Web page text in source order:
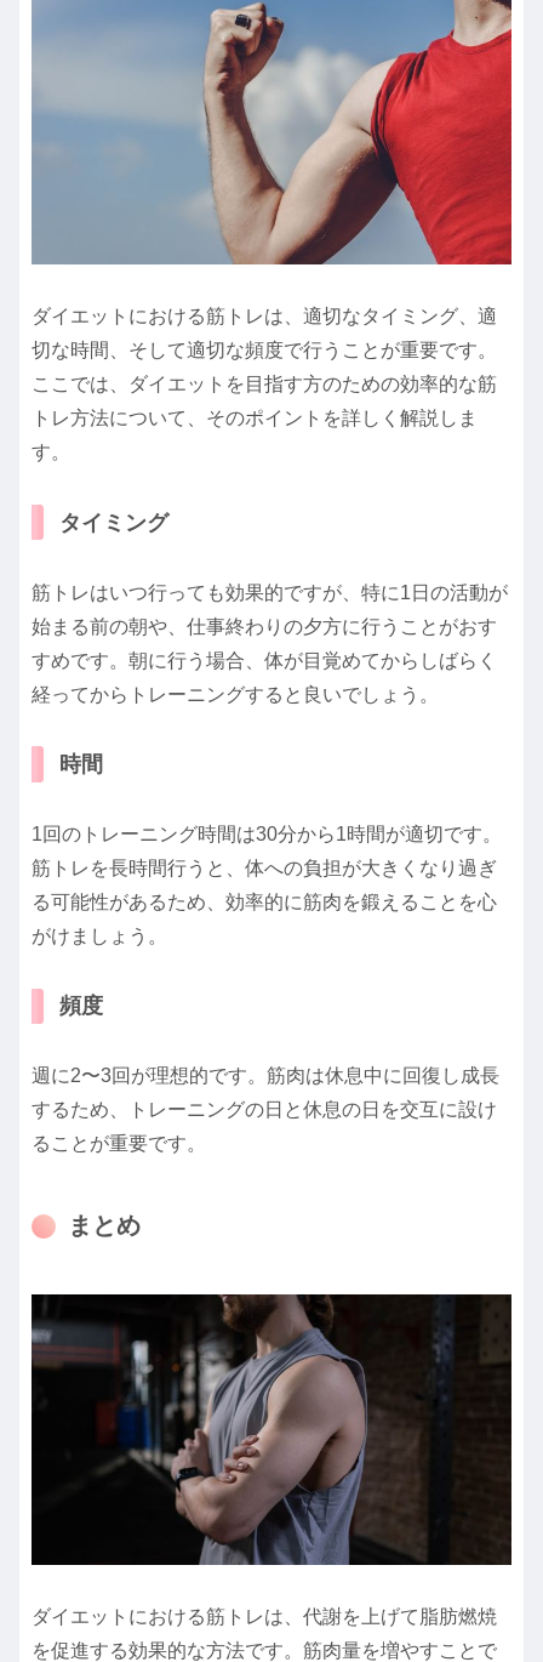
ダイエットにおける筋トレは、適切なタイミング、適
切な時間、そして適切な頻度で行うことが重要です。
ここでは、ダイエットを目指す方のための効率的な筋
トレ方法について、そのポイントを詳しく解説しま
す。
タイミング
筋トレはいつ行っても効果的ですが、特に1日の活動が
始まる前の朝や、仕事終わりの夕方に行うことがおす
すめです。朝に行う場合、体が目覚めてからしばらく
経ってからトレーニングすると良いでしょう。
時間
1回のトレーニング時間は30分から1時間が適切です。
筋トレを長時間行うと、体への負担が大きくなり過ぎ
る可能性があるため、効率的に筋肉を鍛えることを心
がけましょう。
頻度
週に2〜3回が理想的です。筋肉は休息中に回復し成長
するため、トレーニングの日と休息の日を交互に設け
ることが重要です。
まとめ
ダイエットにおける筋トレは、代謝を上げて脂肪燃焼
を促進する効果的な方法です。筋肉量を増やすことで